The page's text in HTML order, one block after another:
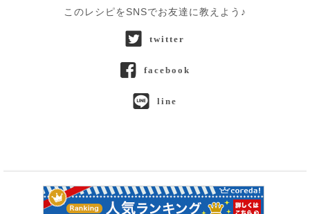
このレシピをSNSでお友達に教えよう♪
twitter
facebook
line